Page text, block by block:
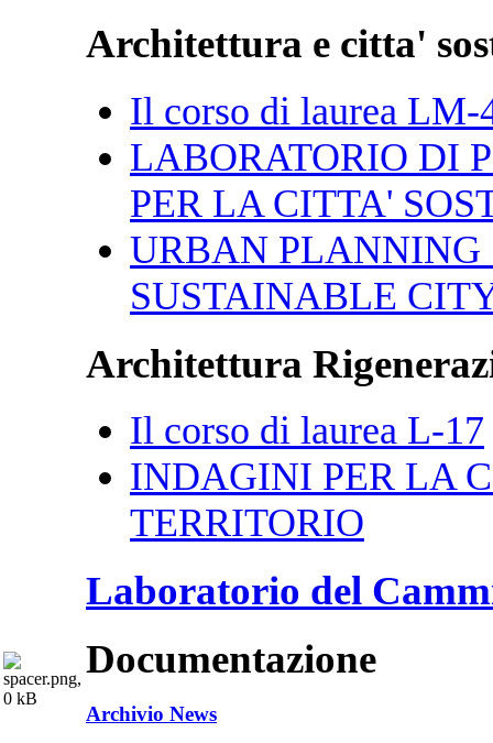
Architettura e citta'
Il corso di laurea LM-
LABORATORIO DI
PER LA CITTA'
URBAN PLANNING
SUSTAINABLE
Architettura
Il corso di laurea L-17
INDAGINI PER LA
TERRITORIO
Laboratorio del
Documentazione
Archivio News